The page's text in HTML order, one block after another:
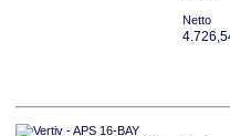
Netto